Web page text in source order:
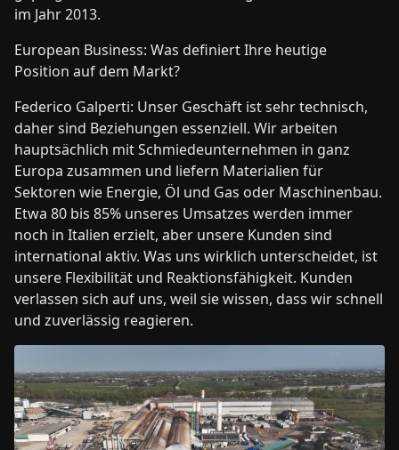
im Jahr 2013.
European Business: Was definiert Ihre heutige
Position auf dem Markt?
Federico Galperti: Unser Geschäft ist sehr technisch,
daher sind Beziehungen essenziell. Wir arbeiten
hauptsächlich mit Schmiedeunternehmen in ganz
Europa zusammen und liefern Materialien für
Sektoren wie Energie, Öl und Gas oder Maschinenbau.
Etwa 80 bis 85% unseres Umsatzes werden immer
noch in Italien erzielt, aber unsere Kunden sind
international aktiv. Was uns wirklich unterscheidet, ist
unsere Flexibilität und Reaktionsfähigkeit. Kunden
verlassen sich auf uns, weil sie wissen, dass wir schnell
und zuverlässig reagieren.